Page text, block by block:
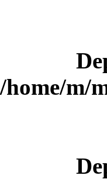
/home/m/